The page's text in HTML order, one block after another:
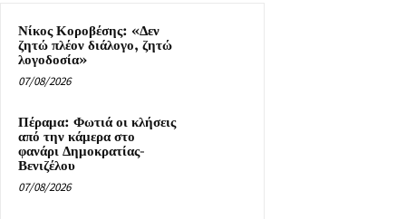
Νίκος Κοροβέσης: «Δεν
ζητώ πλέον διάλογο, ζητώ
λογοδοσία»
07/08/2026
Πέραμα: Φωτιά οι κλήσεις
από την κάμερα στο
φανάρι Δημοκρατίας-
Βενιζέλου
07/08/2026